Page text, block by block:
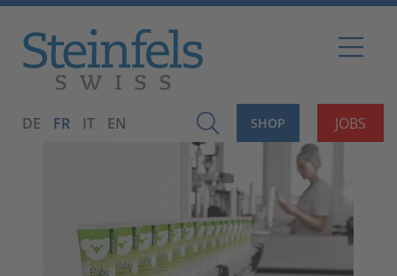
JOBS
SHOP
DE FR IT EN